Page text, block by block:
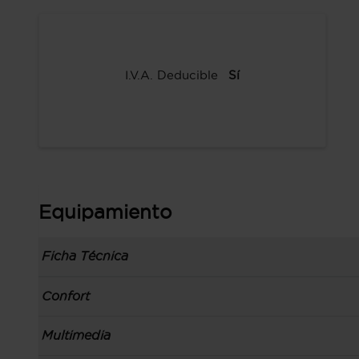
I.V.A. Deducible Sí
Equipamiento
Ficha Técnica
Información de la versión: número última lista
Carrocería tipo todoterreno con 5 puertas,
Confort
Toma/s de 12v en la zona de carga, los
Multimedia